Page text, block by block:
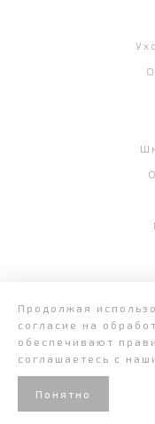
Продолжая
согласие на
обеспечивают
соглашаетесь с
Понятно